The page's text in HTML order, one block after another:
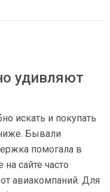
удивляют
искать и покупать
Бывали
помогала в
сайте часто
авиакомпаний. Для